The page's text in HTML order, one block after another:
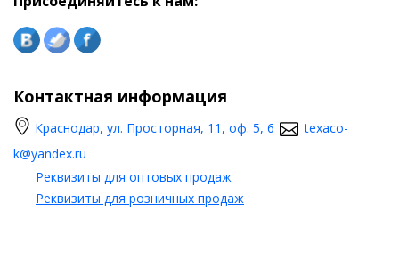
Контактная информация
Краснодар, ул. Просторная, 11, оф. 5, 6
texaco-
k@yandex.ru
Реквизиты для оптовых продаж
Реквизиты для розничных продаж